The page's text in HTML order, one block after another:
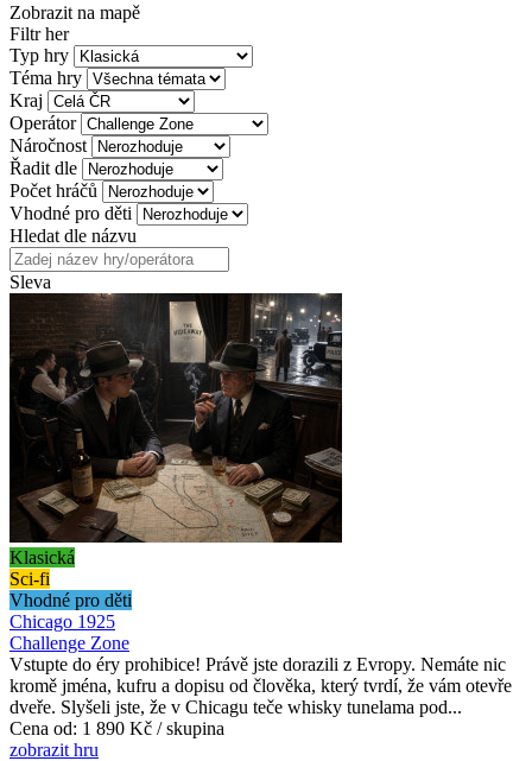
Zobrazit na mapě
Filtr her
Typ hry
Téma hry
Kraj
Operátor
Náročnost
Řadit dle
Počet hráčů
Vhodné pro děti
Hledat dle názvu
Sleva
Klasická
Sci-fi
Vhodné pro děti
Chicago 1925
Challenge Zone
Vstupte do éry prohibice! Právě jste dorazili z Evropy. Nemáte nic
kromě jména, kufru a dopisu od člověka, který tvrdí, že vám otevře
dveře. Slyšeli jste, že v Chicagu teče whisky tunelama pod...
Cena od: 1 890 Kč / skupina
zobrazit hru